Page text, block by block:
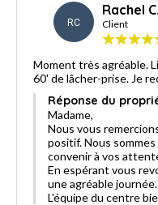
RC
Rachel C.
Client
Moment très agréable.
60' de
Réponse du
Madame,
Nous vous
positif. Nous
convenir à vos
En espérant vous
une agréable journée.
L'équipe du centre